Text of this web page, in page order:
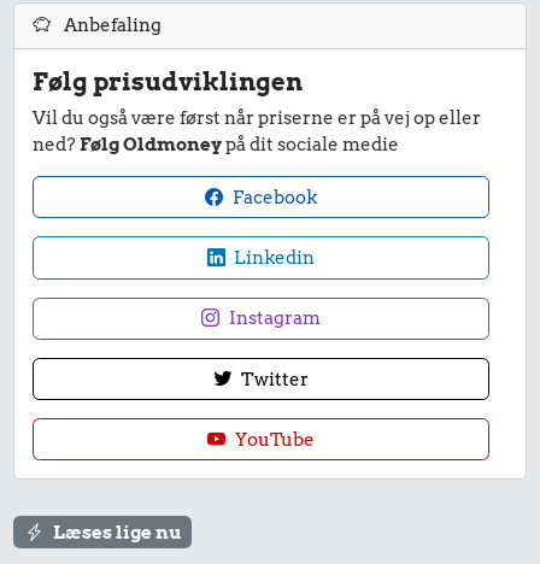
Anbefaling
Følg prisudviklingen
Vil du også være først når priserne er på vej op eller
ned?Følg Oldmoneypå dit sociale medie
Facebook
Linkedin
Instagram
Twitter
YouTube
Læses lige nu